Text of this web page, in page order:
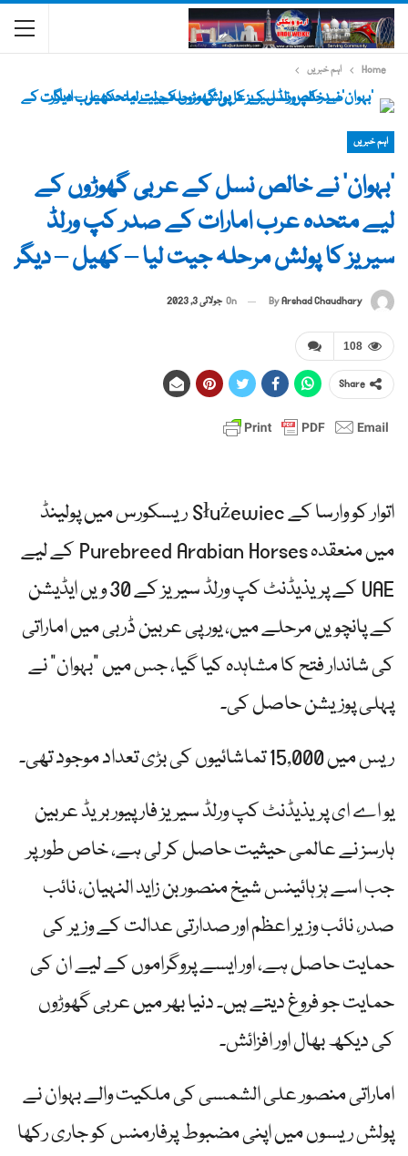
Home اہم خبریں
اہم خبریں
‘بہوان’ نے خالص نسل کے عربی گھوڑوں کے
لیے متحدہ عرب امارات کے صدر کپ ورلڈ
سیریز کا پولش مرحلہ جیت لیا – کھیل – دیگر
ByArshad Chaudhary
On جولائی 3, 2023
108
Share
اتوار کو وارسا کے Służewiec ریسکورس میں پولینڈ
میں منعقدہ Purebreed Arabian Horses کے لیے
UAE کے پریذیڈنٹ کپ ورلڈ سیریز کے 30 ویں ایڈیشن
کے پانچویں مرحلے میں، یورپی عربین ڈربی میں اماراتی
کی شاندار فتح کا مشاہدہ کیا گیا، جس میں "بہوان” نے
پہلی پوزیشن حاصل کی۔
ریس میں 15,000 تماشائیوں کی بڑی تعداد موجود تھی۔
یو اے ای پریذیڈنٹ کپ ورلڈ سیریز فار پیور بریڈ عربین
ہارسز نے عالمی حیثیت حاصل کر لی ہے، خاص طور پر
جب اسے ہز ہائینس شیخ منصور بن زاید النہیان، نائب
صدر، نائب وزیر اعظم اور صدارتی عدالت کے وزیر کی
حمایت حاصل ہے، اور ایسے پروگراموں کے لیے ان کی
حمایت جو فروغ دیتے ہیں۔ دنیا بھر میں عربی گھوڑوں
کی دیکھ بھال اور افزائش۔
اماراتی منصور علی الشمسی کی ملکیت والے بہوان نے
پولش ریسوں میں اپنی مضبوط پرفارمنس کو جاری رکھا